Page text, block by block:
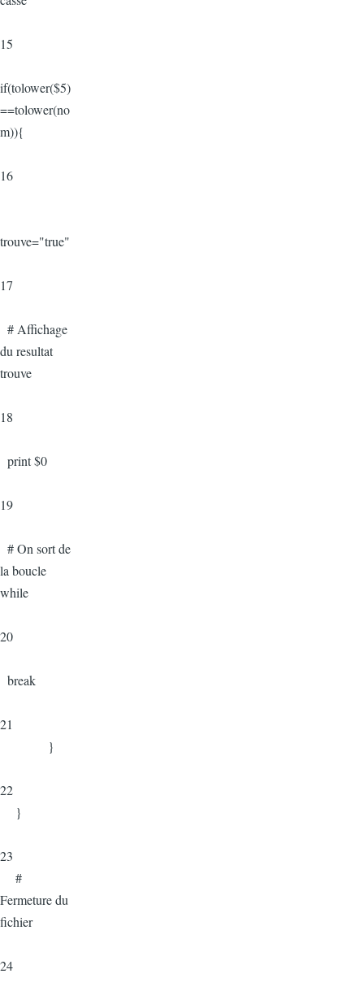
15
if(tolower($5)
==tolower(no
m)){
16
trouve="true"
17
# Affichage
du resultat
trouve
18
print $0
19
# On sort de
la boucle
while
20
break
21
}
22
}
23
#
Fermeture du
fichier
24